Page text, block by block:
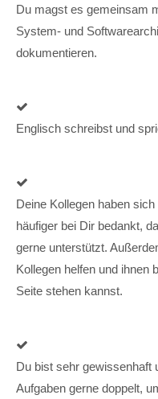
Du magst es gemeinsam
System- und
dokumentieren.
Englisch schreibst und
Deine Kollegen haben
häufiger bei Dir bedankt,
gerne unterstützt.
Kollegen helfen und ihnen
Seite stehen kannst.
Du bist sehr gewissenhaft
Aufgaben gerne doppelt,